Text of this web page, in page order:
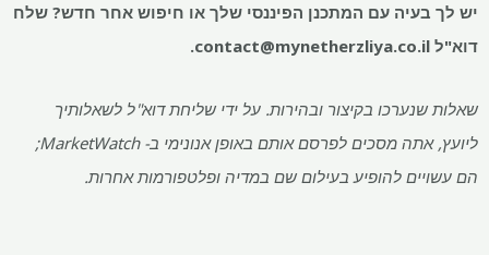
יש לך בעיה עם המתכנן הפיננסי שלך או חיפוש אחר חדש? שלח
דוא"ל contact@mynetherzliya.co.il
.
שאלות שנערכו בקיצור ובהירות. על ידי שליחת דוא"ל לשאלותיך
ליועץ, אתה מסכים לפרסם אותם באופן אנונימי ב- MarketWatch;
הם עשויים להופיע בעילום שם במדיה ופלטפורמות אחרות.